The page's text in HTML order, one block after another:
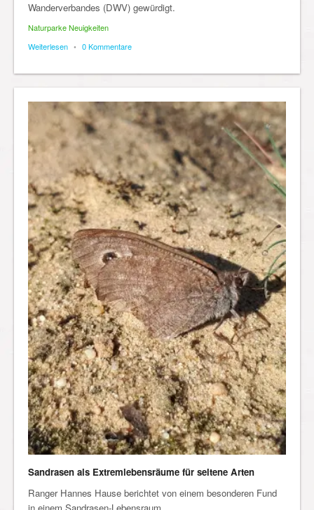
Wanderverbandes (DWV) gewürdigt.
Naturparke Neuigkeiten
Weiterlesen • 0 Kommentare
Sandrasen als Extremlebensräume für seltene Arten
Ranger Hannes Hause berichtet von einem besonderen Fund